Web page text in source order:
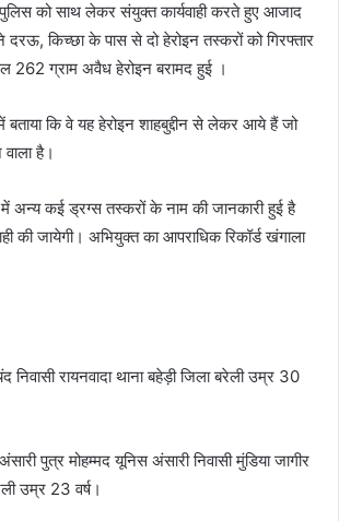
पुलिस को साथ लेकर संयुक्त कार्यवाही करते हुए आजाद
किच्छा के पास से दो हेरोइन तस्करों को गिरफ्तार
ग्राम अवैध हेरोइन बरामद हुई ।
बताया कि वे यह हेरोइन शाहबुद्दीन से लेकर आये हैं जो
वाला है।
में अन्य कई ड्रग्स तस्करों के नाम की जानकारी हुई है
की जायेगी। अभियुक्त का आपराधिक रिकॉर्ड खंगाला
रायनवादा थाना बहेड़ी जिला बरेली उम्र 30
पुत्र मोहम्मद यूनिस अंसारी निवासी मुंडिया जागीर
उम्र 23 वर्ष।